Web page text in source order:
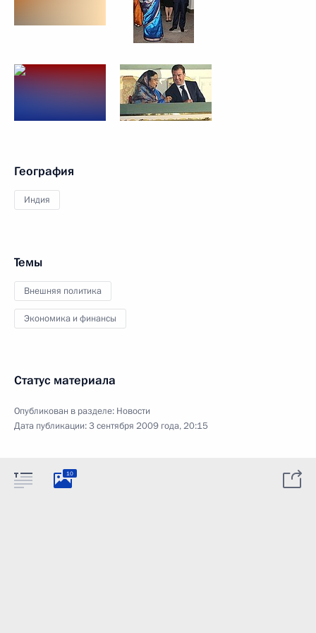
География
Индия
Темы
Внешняя политика
Экономика и финансы
Статус материала
Опубликован в разделе: Новости
Дата публикации:3 сентября 2009 года, 20:15
10